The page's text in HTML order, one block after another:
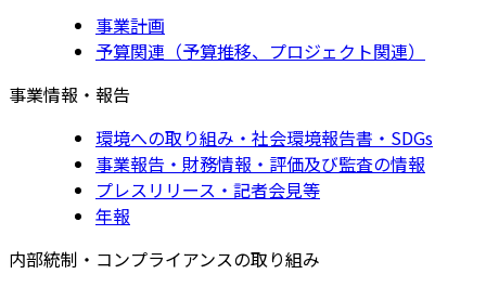
事業計画
予算関連（予算推移、プロジェクト関連）
事業情報・報告
環境への取り組み・社会環境報告書・SDGs
事業報告・財務情報・評価及び監査の情報
プレスリリース・記者会見等
年報
内部統制・コンプライアンスの取り組み